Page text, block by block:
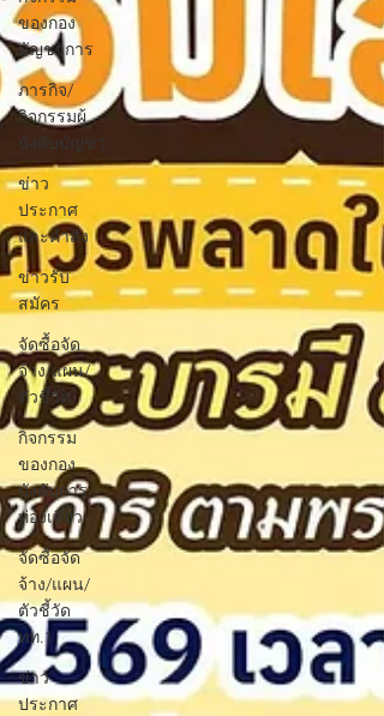
ของกอง
บัญชาการ
ภารกิจ/
กิจกรรมผู้
บังคับบัญชา
ข่าว
ประกาศ
และคำสั่ง
ข่าวรับ
สมัคร
จัดซื้อจัด
จ้าง/แผน/
ตัวชี้วัด
กิจกรรม
ของกอง
บังคับการ
ท่องเที่ยว-1
จัดซื้อจัด
จ้าง/แผน/
ตัวชี้วัด
ทท.1
ข่าว
ประกาศ